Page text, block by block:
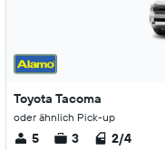
Toyota Tacoma
oder ähnlich Pick-up
5 3 2/4